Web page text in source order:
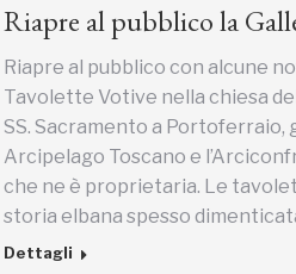
Riapre al pubblico la
Riapre al pubblico con alcune
Tavolette Votive nella chiesa
SS. Sacramento a Portoferraio,
Arcipelago Toscano e
che ne è proprietaria. Le
storia elbana spesso
Dettagli